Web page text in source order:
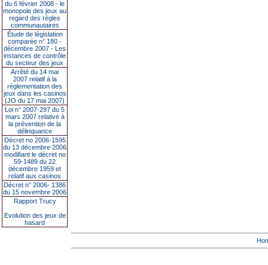
du 6 février 2008 - le
monopole des jeux au
regard des règles
communautaires
Étude de législation
comparée n° 180 -
décembre 2007 - Les
instances de contrôle
du secteur des jeux
Arrêté du 14 mai
2007 relatif à la
réglementation des
jeux dans les casinos
(JO du 17 mai 2007)
Loi n° 2007-297 du 5
mars 2007 relative à
la prévention de la
délinquance
Décret no 2006-1595
du 13 décembre 2006
modifiant le décret no
59-1489 du 22
décembre 1959 et
relatif aux casinos
Décret n° 2006- 1386
du 15 novembre 2006
Rapport Trucy
Evolution des jeux de
hasard